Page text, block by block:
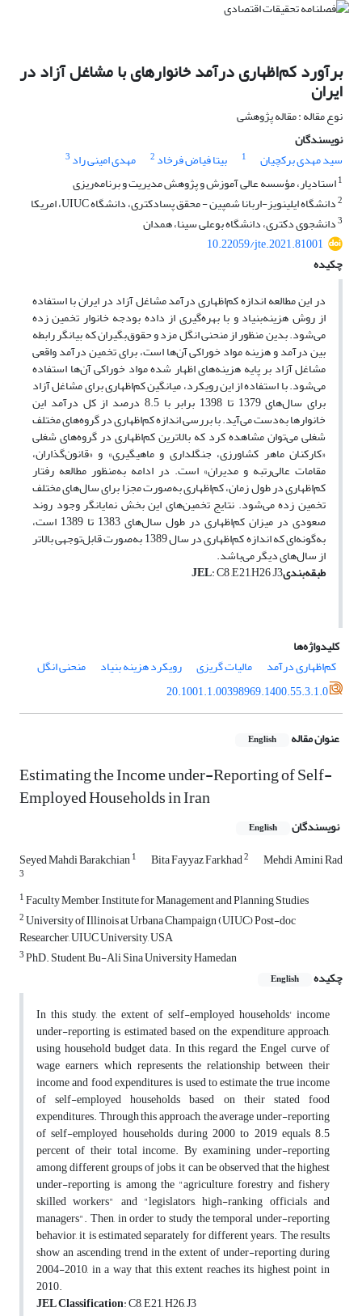
برآورد کم‌اظهاری درآمد خانوارهای با مشاغل آزاد در
ایران
نوع مقاله : مقاله پژوهشی
نویسندگان
سید مهدی برکچیان
1 بیتا فیاض فرخاد 2 مهدی امینی راد 3
1استادیار، مؤسسه عالی آموزش و پژوهش مدیریت و برنامه‌ریزی
2دانشگاه ایلینویز-اربانا شمپین - محقق پسادکتری، دانشگاه UIUC، امریکا
3دانشجوی دکتری، دانشگاه بوعلی سینا، همدان
10.22059/jte.2021.81001
چکیده
در این مطالعه اندازه کم‌اظهاری درآمد مشاغل آزاد در ایران با استفاده
از روش هزینه‌‌بنیاد و با بهره‌‌گیری از داده بودجه خانوار تخمین زده
می‌‌شود. بدین منظور از منحنی انگل مزد و حقوق‌‌بگیران که بیانگر رابطه
بین درآمد و هزینه مواد خوراکی آن‌ها است، برای تخمین درآمد واقعی
مشاغل آزاد بر پایه هزینه‌‌های اظهار شده مواد خوراکی آن‌‌ها استفاده
می‌‌شود. با استفاده از این رویکرد، میانگین کم‌‌اظهاری برای مشاغل آزاد
برای سال‌های 1379 تا 1398 برابر با 8.5 درصد از کل درآمد این
خانوارها به‌دست می‌آید. با بررسی اندازه کم‌‌اظهاری در گروه‌‌های مختلف
شغلی می‌‌توان مشاهده کرد که بالاترین کم‌‌اظهاری در گروه‌‌های شغلی
«کارکنان ماهر کشاورزی، جنگلداری و ماهیگیری» و «قانون‌گذاران،
مقامات عالی‌رتبه و مدیران» است. در ادامه به‌منظور مطالعه رفتار
کم‌‌اظهاری در طول زمان، کم‌‌اظهاری به‌صورت مجزا برای سال‌های مختلف
تخمین زده می‌‌شود. نتایج تخمین‌‌های این بخش نمایانگر وجود روند
صعودی در میزان کم‌‌اظهاری در طول سال‌های 1383 تا 1389 است،
به‌گونه‌‌ای که اندازه کم‌‌اظهاری در سال 1389 به‌صورت قابل‌‌توجهی بالاتر
از سال‌های دیگر می‌باشد.
طبقه‌‌بندی JEL: C8 ,E21,H26 ,J3
کلیدواژه‌ها
کم‌‌اظهاری درآمد
مالیات گریزی رویکرد هزینه بنیاد
منحنی انگل
20.1001.1.00398969.1400.55.3.1.0
عنوان مقاله English
Estimating the Income under-Reporting of Self-
Employed Households in Iran
نویسندگان English
Seyed Mahdi Barakchian1 Bita Fayyaz Farkhad2 Mehdi Amini Rad
3
1Faculty Member, Institute for Management and Planning Studies
2University of Illinois at Urbana Champaign (UIUC) Post-doc
Researcher, UIUC University, USA
3PhD. Student, Bu-Ali Sina University Hamedan
چکیده
English
In this study, the extent of self-employed households' income
under-reporting is estimated based on the expenditure approach,
using household budget data. In this regard, the Engel curve of
wage earners, which represents the relationship between their
income and food expenditures, is used to estimate the true income
of self-employed households based on their stated food
expenditures. Through this approach, the average under-reporting
of self-employed households during 2000 to 2019 equals 8.5
percent of their total income. By examining under-reporting
among different groups of jobs, it can be observed that the highest
under-reporting is among the "agriculture, forestry and fishery
skilled workers" and "legislators, high-ranking officials and
managers". Then, in order to study the temporal under-reporting
behavior, it is estimated separately for different years. The results
show an ascending trend in the extent of under-reporting during
2004-2010, in a way that this extent reaches its highest point in
2010.
JEL Classification: C8, E21, H26, J3